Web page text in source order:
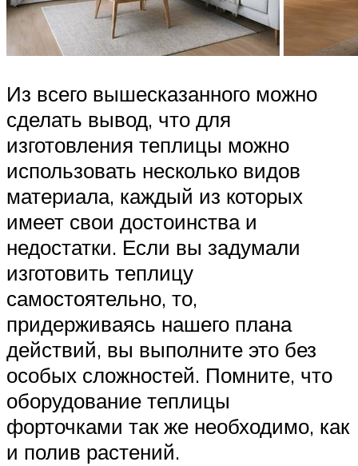
Из всего вышесказанного можно
сделать вывод, что для
изготовления теплицы можно
использовать несколько видов
материала, каждый из которых
имеет свои достоинства и
недостатки. Если вы задумали
изготовить теплицу
самостоятельно, то,
придерживаясь нашего плана
действий, вы выполните это без
особых сложностей. Помните, что
оборудование теплицы
форточками так же необходимо, как
и полив растений.